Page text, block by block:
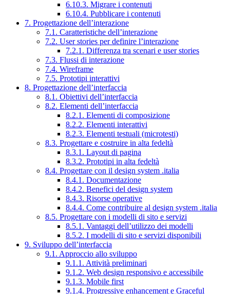
6.10.3. Migrare i contenuti
6.10.4. Pubblicare i contenuti
7. Progettazione dell’interazione
7.1. Caratteristiche dell’interazione
7.2. User stories per definire l’interazione
7.2.1. Differenza tra scenari e user stories
7.3. Flussi di interazione
7.4. Wireframe
7.5. Prototipi interattivi
8. Progettazione dell’interfaccia
8.1. Obiettivi dell’interfaccia
8.2. Elementi dell’interfaccia
8.2.1. Elementi di composizione
8.2.2. Elementi interattivi
8.2.3. Elementi testuali (microtesti)
8.3. Progettare e costruire in alta fedeltà
8.3.1. Layout di pagina
8.3.2. Prototipi in alta fedeltà
8.4. Progettare con il design system .italia
8.4.1. Documentazione
8.4.2. Benefici del design system
8.4.3. Risorse operative
8.4.4. Come contribuire al design system .italia
8.5. Progettare con i modelli di sito e servizi
8.5.1. Vantaggi dell’utilizzo dei modelli
8.5.2. I modelli di sito e servizi disponibili
9. Sviluppo dell’interfaccia
9.1. Approccio allo sviluppo
9.1.1. Attività preliminari
9.1.2. Web design responsivo e accessibile
9.1.3. Mobile first
9.1.4. Progressive enhancement e Graceful